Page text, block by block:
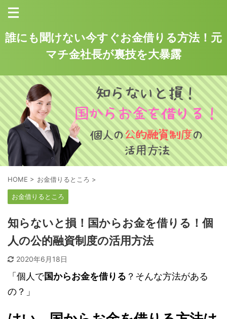
誰にも聞けない今すぐお金借りる方法！元
マチ金社長が裏技を大暴露
HOME > お金借りるところ >
お金借りるところ
知らないと損！国からお金を借りる！個
人の公的融資制度の活用方法
2020年6月18日
「個人で国からお金を借りる ？そんな方法がある
の？」